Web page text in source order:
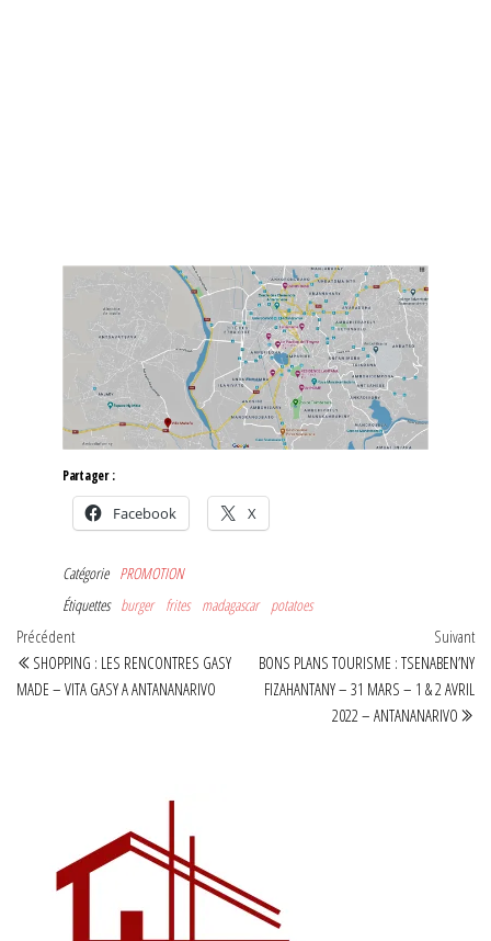
Partager :
Facebook X
Catégorie PROMOTION
Étiquettes burger frites madagascar potatoes
Navigation
de
Article
précédent
Précédent
SHOPPING : LES RENCONTRES GASY
MADE – VITA GASY A ANTANANARIVO
Suivant
BONS PLANS TOURISME : TSENABEN’NY
FIZAHANTANY – 31 MARS – 1 & 2 AVRIL
2022 – ANTANANARIVO